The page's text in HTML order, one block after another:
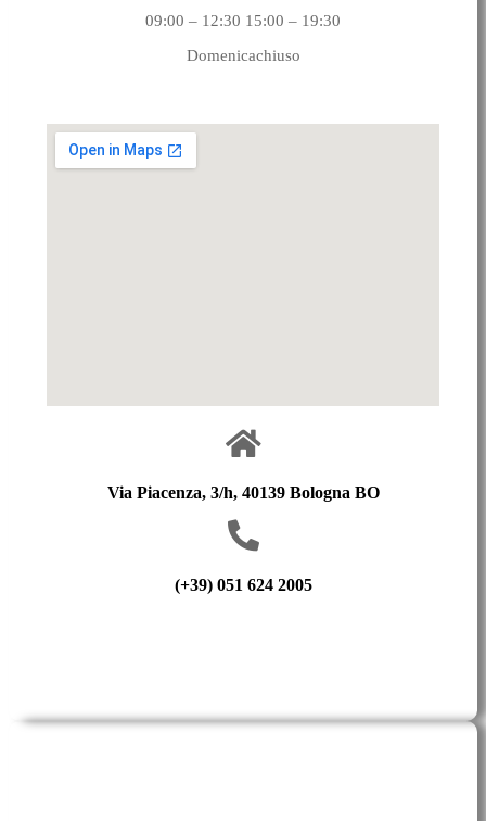
09:00 – 12:30 15:00 – 19:30
Domenicachiuso
Via Piacenza, 3/h, 40139 Bologna BO
(+39) 051 624 2005